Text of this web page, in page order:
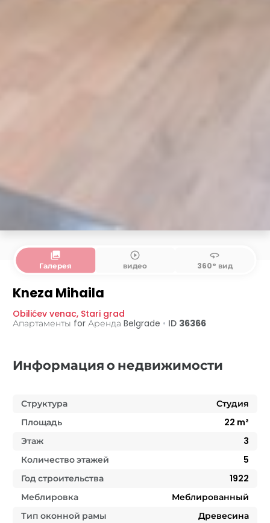
collections
Галерея
play_circle_outline
видео
360
360° вид
Kneza Mihaila
Obilićev venac, Stari grad
Апартаменты for Аренда Belgrade • ID 36366
Информация о недвижимости
Структура
Студия
Площадь
22 m²
Этаж
3
Количество этажей
5
Год строительства
1922
Меблировка
Меблированный
Тип оконной рамы
Древесина